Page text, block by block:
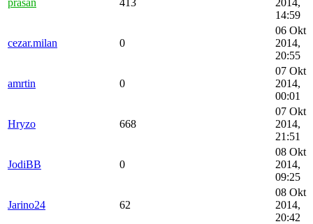
14:59
cezar.milan 0
06 Okt
2014,
20:55
amrtin 0
07 Okt
2014,
00:01
Hryzo 668
07 Okt
2014,
21:51
JodiBB 0
08 Okt
2014,
09:25
Jarino24 62
08 Okt
2014,
20:42